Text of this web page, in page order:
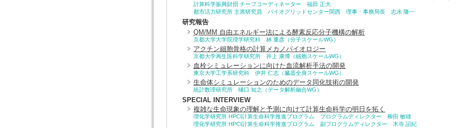
計算科学振興財団 チーフコーディネーター 福田 正大
都市活力研究所 主席研究員 バイオグリッドセンター関西 理事・事務局長 志水 隆一
研究報告
QM/MM 自由エネルギー法による酵素反応分子機構の解析
京都大学大学院理学研究科 林 重彦（分子スケールWG）
アクチン細胞骨格の計算メカノバイオロジー
京都大学再生医科学研究所 井上 康博（細胞スケールWG）
血栓シミュレーションに向けた血流解析手法の開発
東京大学工学系研究科 伊井 仁志（臓器全身スケールWG）
生命体シミュレーションのためのデータ同化技術の開発
統計数理研究所 樋口 知之（データ解析融合WG）
SPECIAL INTERVIEW
複雑な生命現象の理解と予測に向けて計算生命科学の明日を拓く
理化学研究所 HPCI計算生命科学推進プログラム プログラムディレクター 柳田 敏雄
理化学研究所 HPCI計算生命科学推進プログラム 副プログラムディレクター 木寺 詔紀